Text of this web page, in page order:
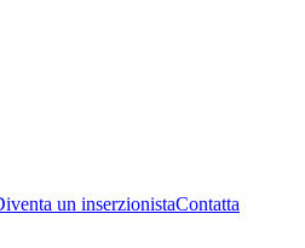
un inserzionistaContatta